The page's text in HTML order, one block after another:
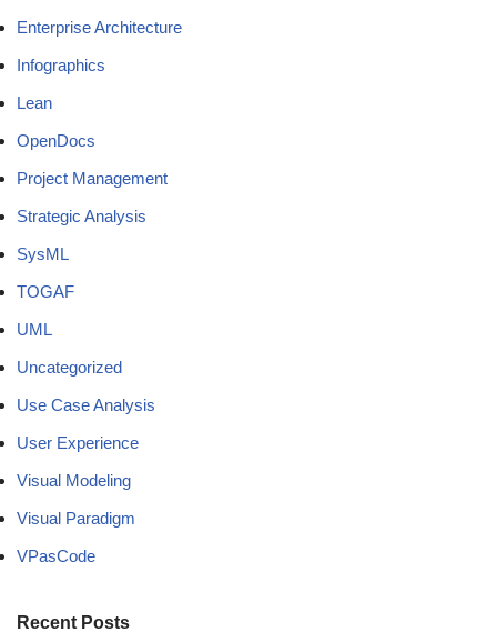
Enterprise Architecture
Infographics
Lean
OpenDocs
Project Management
Strategic Analysis
SysML
TOGAF
UML
Uncategorized
Use Case Analysis
User Experience
Visual Modeling
Visual Paradigm
VPasCode
Recent Posts